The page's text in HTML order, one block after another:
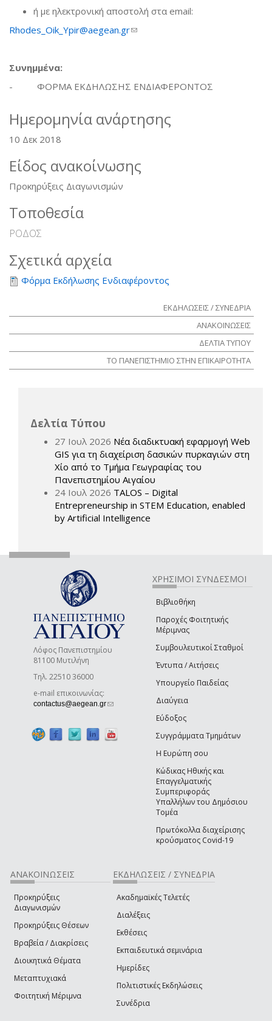
ή με ηλεκτρονική αποστολή στα email:
Rhodes_Oik_Ypir@aegean.gr(link sends e-mail)
Συνημμένα:
- ΦΟΡΜΑ ΕΚΔΗΛΩΣΗΣ ΕΝΔΙΑΦΕΡΟΝΤΟΣ
Ημερομηνία ανάρτησης
10 Δεκ 2018
Είδος ανακοίνωσης
Προκηρύξεις Διαγωνισμών
Τοποθεσία
ΡΟΔΟΣ
Σχετικά αρχεία
Φόρμα Εκδήλωσης Ενδιαφέροντος
ΕΚΔΗΛΩΣΕΙΣ / ΣΥΝΕΔΡΙΑ
ΑΝΑΚΟΙΝΩΣΕΙΣ
ΔΕΛΤΙΑ ΤΥΠΟΥ
ΤΟ ΠΑΝΕΠΙΣΤΗΜΙΟ ΣΤΗΝ ΕΠΙΚΑΙΡΟΤΗΤΑ
Δελτία Τύπου
27 Ιουλ 2026 Νέα διαδικτυακή εφαρμογή Web
GIS για τη διαχείριση δασικών πυρκαγιών στη
Χίο από το Τμήμα Γεωγραφίας του
Πανεπιστημίου Αιγαίου
24 Ιουλ 2026 TALOS – Digital
Entrepreneurship in STEM Education, enabled
by Artificial Intelligence
Λόφος Πανεπιστημίου
81100 Μυτιλήνη
Τηλ. 22510 36000
e-mail επικοινωνίας:
contactus@aegean.gr(link sends e-mail)
ΧΡΗΣΙΜΟΙ ΣΥΝΔΕΣΜΟΙ
Βιβλιοθήκη
Παροχές Φοιτητικής
Μέριμνας
Συμβουλευτικοί Σταθμοί
Έντυπα / Αιτήσεις
Υπουργείο Παιδείας
Διαύγεια
Εύδοξος
Συγγράμματα Τμημάτων
Η Ευρώπη σου
Κώδικας Ηθικής και
Επαγγελματικής
Συμπεριφοράς
Υπαλλήλων του Δημόσιου
Τομέα
Πρωτόκολλα διαχείρισης
κρούσματος Covid-19
ΑΝΑΚΟΙΝΩΣΕΙΣ
Προκηρύξεις
Διαγωνισμών
Προκηρύξεις Θέσεων
Βραβεία / Διακρίσεις
Διοικητικά Θέματα
Μεταπτυχιακά
Φοιτητική Μέριμνα
ΕΚΔΗΛΩΣΕΙΣ / ΣΥΝΕΔΡΙΑ
Ακαδημαϊκές Τελετές
Διαλέξεις
Εκθέσεις
Εκπαιδευτικά σεμινάρια
Ημερίδες
Πολιτιστικές Εκδηλώσεις
Συνέδρια